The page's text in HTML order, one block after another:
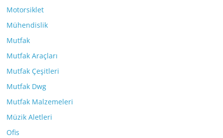
Motorsiklet
Mühendislik
Mutfak
Mutfak Araçları
Mutfak Çeşitleri
Mutfak Dwg
Mutfak Malzemeleri
Müzik Aletleri
Ofis